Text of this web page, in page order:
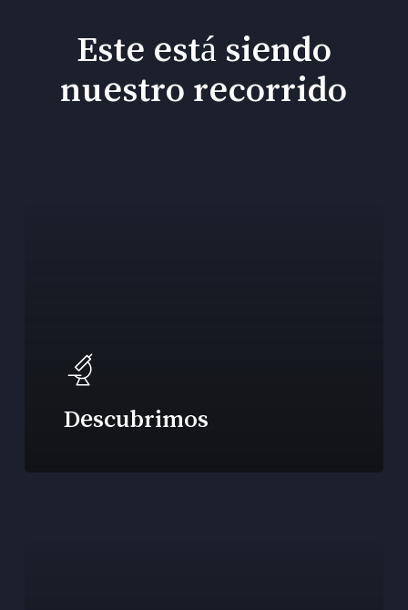
Este está siendo
nuestro recorrido
Descubrimos